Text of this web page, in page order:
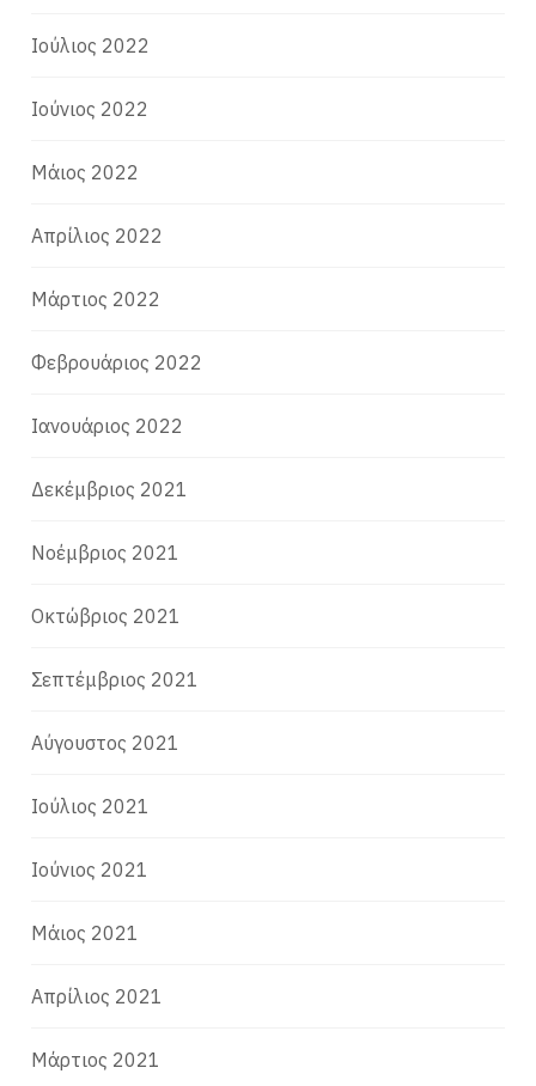
Ιούλιος 2022
Ιούνιος 2022
Μάιος 2022
Απρίλιος 2022
Μάρτιος 2022
Φεβρουάριος 2022
Ιανουάριος 2022
Δεκέμβριος 2021
Νοέμβριος 2021
Οκτώβριος 2021
Σεπτέμβριος 2021
Αύγουστος 2021
Ιούλιος 2021
Ιούνιος 2021
Μάιος 2021
Απρίλιος 2021
Μάρτιος 2021